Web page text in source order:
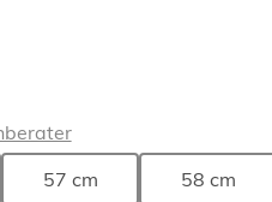
57 cm 58 cm